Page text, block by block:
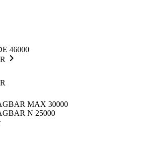
46000
MAX 30000
N 25000